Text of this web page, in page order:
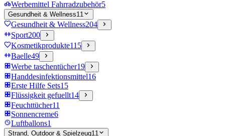
Werbemittel Fahrradzubehör5
Gesundheit & Wellness11
Gesundheit & Wellness204
Sport200
Kosmetikprodukte115
Baelle49
Werbe taschentücher19
Handdesinfektionsmittel16
Erste Hilfe Sets15
Flüssigkeit gefuellt14
Feuchttücher11
Sonnencreme6
Luftballons1
Strand, Outdoor & Spielzeug11